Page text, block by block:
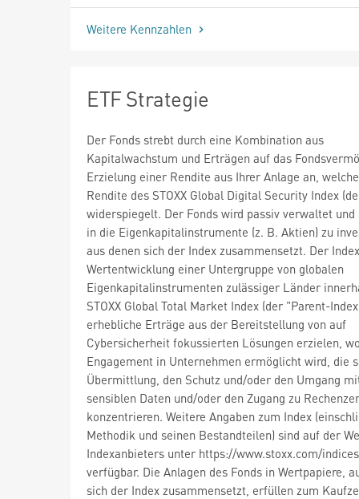
Weitere Kennzahlen
ETF Strategie
Der Fonds strebt durch eine Kombination aus
Kapitalwachstum und Erträgen auf das
Erzielung einer Rendite aus Ihrer Anlage an,
Rendite des STOXX Global Digital Security Index
widerspiegelt. Der Fonds wird passiv verwaltet und
in die Eigenkapitalinstrumente (z. B. Aktien) zu
aus denen sich der Index zusammensetzt. Der
Wertentwicklung einer Untergruppe von globalen
Eigenkapitalinstrumenten zulässiger Länder
STOXX Global Total Market Index (der "Parent-
erhebliche Erträge aus der Bereitstellung von auf
Cybersicherheit fokussierten Lösungen erzielen,
Engagement in Unternehmen ermöglicht wird, die
Übermittlung, den Schutz und/oder den Umgang
sensiblen Daten und/oder den Zugang zu
konzentrieren. Weitere Angaben zum Index
Methodik und seinen Bestandteilen) sind auf der
Indexanbieters unter https://www.stoxx.com/indices
verfügbar. Die Anlagen des Fonds in Wertpapiere,
sich der Index zusammensetzt, erfüllen zum